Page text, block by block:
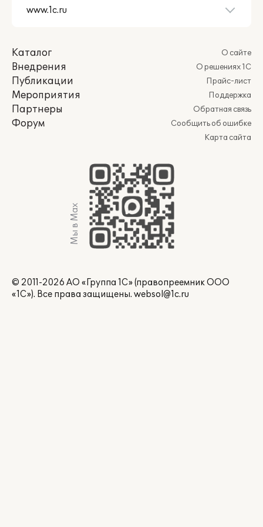
Каталог
Внедрения
Публикации
Мероприятия
Партнеры
Форум
О сайте
О решениях 1С
Прайс-лист
Поддержка
Обратная связь
Сообщить об ошибке
Карта сайта
Мы в Max
© 2011-2026 АО «Группа 1С» (правопреемник ООО
«1С»). Все права защищены. websol@1c.ru